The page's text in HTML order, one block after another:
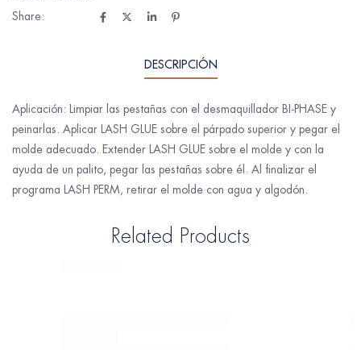
Share:
DESCRIPCIÓN
Aplicación: Limpiar las pestañas con el desmaquillador BI-PHASE y
peinarlas. Aplicar LASH GLUE sobre el párpado superior y pegar el
molde adecuado. Extender LASH GLUE sobre el molde y con la
ayuda de un palito, pegar las pestañas sobre él. Al finalizar el
programa LASH PERM, retirar el molde con agua y algodón.
Related Products